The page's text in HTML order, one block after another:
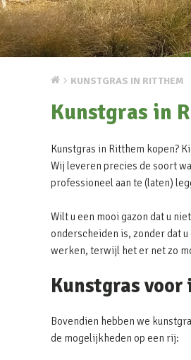
KUNSTGRAS IN RITTHEM
Kunstgras in
Kunstgras in Ritthem kopen?
Wij leveren precies de soort
professioneel aan te (laten)
Wilt u een mooi gazon dat u
onderscheiden is, zonder dat
werken, terwijl het er net zo
Kunstgras voor
Bovendien hebben we
de mogelijkheden op een rij: